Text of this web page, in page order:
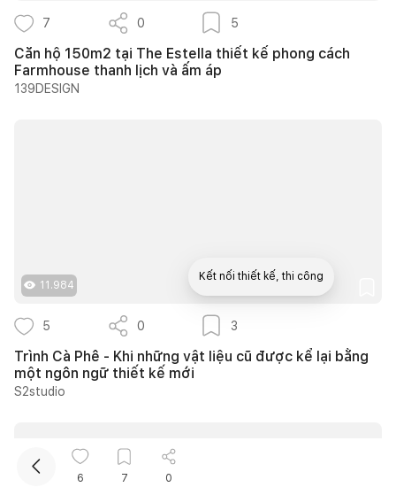
7 0 5
Căn hộ 150m2 tại The Estella thiết kế phong cách
Farmhouse thanh lịch và ấm áp
139DESIGN
11.984
5 0 3
Trình Cà Phê - Khi những vật liệu cũ được kể lại bằng
một ngôn ngữ thiết kế mới
S2studio
6 7 0
Kết nối thiết kế, thi công
Mua sắm hoàn thiện nhà